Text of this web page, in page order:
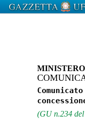
(GU n.234